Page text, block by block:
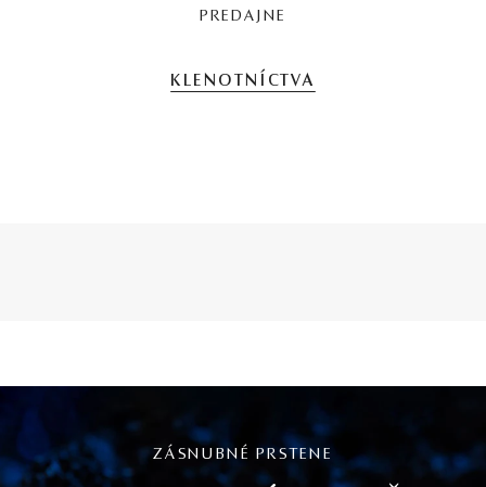
PREDAJNE
KLENOTNÍCTVA
ZÁSNUBNÉ PRSTENE